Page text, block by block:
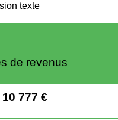
texte
de revenus
10 777 €